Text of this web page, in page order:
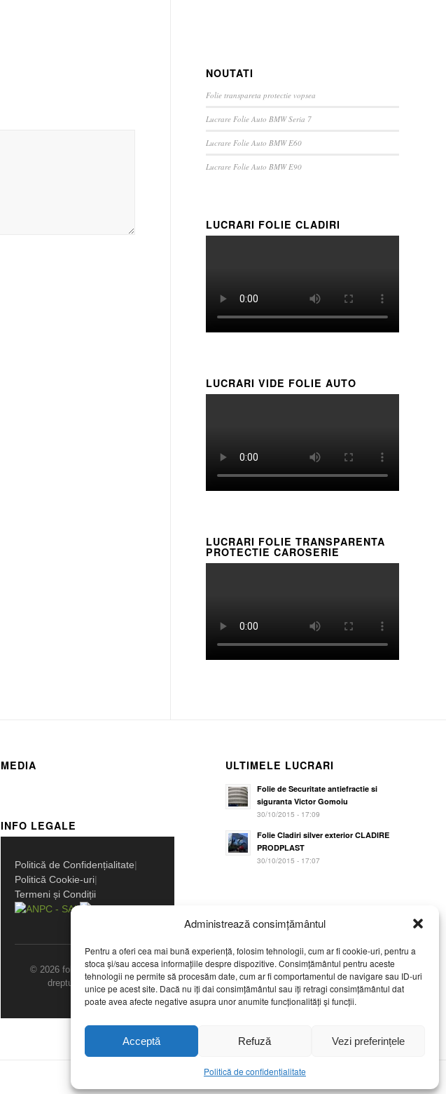
Administrează consimțământul
Pentru a oferi cea mai bună experiență, folosim tehnologii, cum ar fi cookie-uri, pentru a
stoca și/sau accesa informațiile despre dispozitive. Consimțământul pentru aceste
tehnologii ne permite să procesăm date, cum ar fi comportamentul de navigare sau ID-uri
unice pe acest site. Dacă nu îți dai consimțământul sau îți retragi consimțământul dat
poate avea afecte negative asupra unor anumite funcționalități și funcții.
Acceptă Refuză Vezi preferințele
Politică de confidențialitate
NOUTATI
Folie transpareta protectie vopsea
Lucrare Folie Auto BMW Seria 7
Lucrare Folie Auto BMW E60
Lucrare Folie Auto BMW E90
LUCRARI FOLIE CLADIRI
LUCRARI VIDE FOLIE AUTO
LUCRARI FOLIE TRANSPARENTA
PROTECTIE CAROSERIE
MEDIA
INFO LEGALE
Politică de Confidențialitate|
Politică Cookie-uri|
Termeni și Condiții
© 2026 folie-solara.ro. Toate
drepturile rezervate.
ULTIMELE LUCRARI
Folie de Securitate antiefractie si
siguranta Victor Gomoiu
30/10/2015 - 17:09
Folie Cladiri silver exterior CLADIRE
PRODPLAST
30/10/2015 - 17:07